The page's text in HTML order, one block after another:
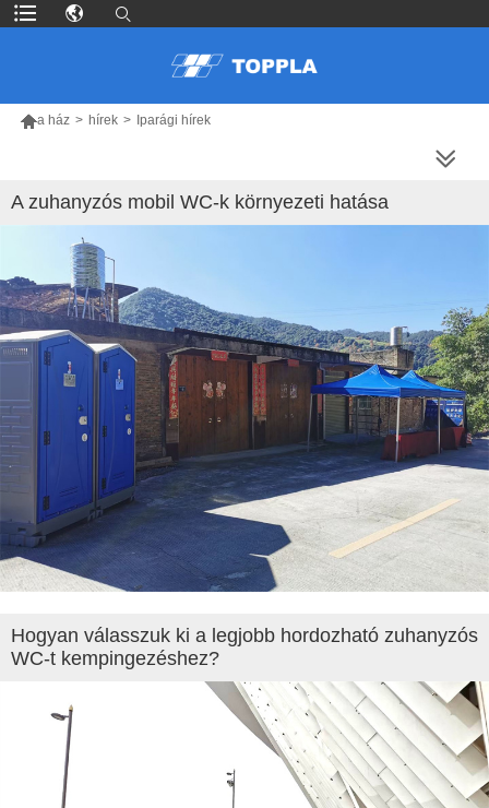
a ház > hírek > Iparági hírek
A zuhanyzós mobil WC-k környezeti hatása
Hogyan válasszuk ki a legjobb hordozható zuhanyzós
WC-t kempingezéshez?